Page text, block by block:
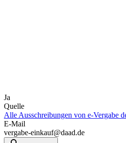
Ja
Quelle
Alle Ausschreibungen von e-Vergabe
E-Mail
vergabe-einkauf@daad.de